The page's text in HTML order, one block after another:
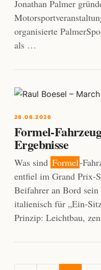
Jonathan Palmer
organisierte
als …
28.06.2026
Formel-
Ergebnisse
Was sind Formel-
entfiel im Grand Prix-
Beifahrer an Bord
italienisch für „Ein-
Prinzip: Leichtbau,